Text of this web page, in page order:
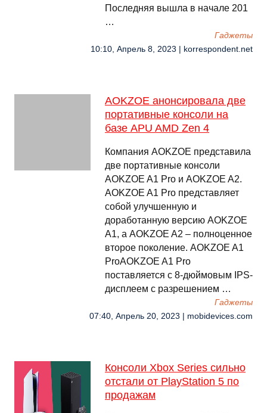
Последняя вышла в начале 201
…
Гаджеты
10:10, Апрель 8, 2023 | korrespondent.net
AOKZOE анонсировала две
портативные консоли на
базе APU AMD Zen 4
Компания AOKZOE представила
две портативные консоли
AOKZOE A1 Pro и AOKZOE A2.
AOKZOE A1 Pro представляет
собой улучшенную и
доработанную версию AOKZOE
A1, а AOKZOE A2 – полноценное
второе поколение. AOKZOE A1
ProAOKZOE A1 Pro
поставляется с 8-дюймовым IPS-
дисплеем с разрешением …
Гаджеты
07:40, Апрель 20, 2023 | mobidevices.com
Консоли Xbox Series сильно
отстали от PlayStation 5 по
продажам